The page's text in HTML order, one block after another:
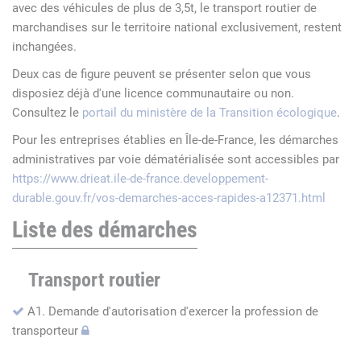
avec des véhicules de plus de 3,5t, le transport routier de
marchandises sur le territoire national exclusivement, restent
inchangées.
Deux cas de figure peuvent se présenter selon que vous
disposiez déjà d'une licence communautaire ou non.
Consultez le portail du ministère de la Transition écologique.
Pour les entreprises établies en Île-de-France, les démarches
administratives par voie dématérialisée sont accessibles par
https://www.drieat.ile-de-france.developpement-
durable.gouv.fr/vos-demarches-acces-rapides-a12371.html
Liste des démarches
Transport routier
A1. Demande d'autorisation d'exercer la profession de
transporteur